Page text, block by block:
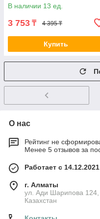
В наличии 13 ед.
3 753 ₸ 4 395 ₸
Купить
О нас
Рейтинг не
Менее 5 отзывов за
Работает с 14.12.2021
г. Алматы
ул. Ади Шарипова
Казахстан